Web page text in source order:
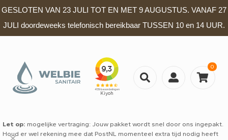
GESLOTEN VAN 23 JULI TOT EN MET 9 AUGUSTUS. VANAF 27
JULI doordeweeks telefonisch bereikbaar TUSSEN 10 en 14 UUR.
0
Let op: mogelijke vertraging: Jouw pakket wordt snel door ons ingepakt.
Houd er wel rekening mee dat PostNL momenteel extra tijd nodig heeft